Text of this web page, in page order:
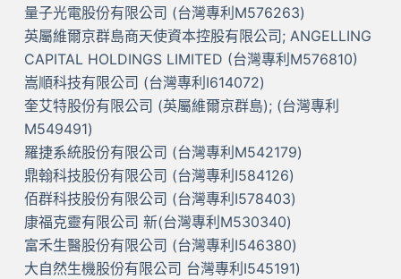
量子光電股份有限公司 (台灣專利M576263)
英屬維爾京群島商天使資本控股有限公司; ANGELLING
CAPITAL HOLDINGS LIMITED (台灣專利M576810)
嵩順科技有限公司 (台灣專利I614072)
奎艾特股份有限公司 (英屬維爾京群島); (台灣專利
M549491)
羅捷系統股份有限公司 (台灣專利M542179)
鼎翰科技股份有限公司 (台灣專利I584126)
佰群科技股份有限公司 (台灣專利I578403)
康福克靈有限公司 新(台灣專利M530340)
富禾生醫股份有限公司 (台灣專利I546380)
大自然生機股份有限公司 台灣專利I545191)